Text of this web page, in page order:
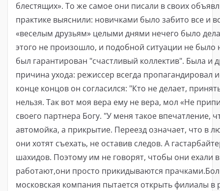
блестящих». То же самое они писали в своих
практике выяснили: новичками было забито все и
«веселым друзьям» целыми днями нечего было
этого не произошло, и подобной ситуации не было
был гарантирован "счастливый коллектив". Была и
причина ухода: режиссер всегда пропагандировал
конце концов он согласился: "Кто не делает,
нельзя. Так вот моя вера ему не вера, мол «Не
своего партнера Богу. "У меня такое впечатление,
автомойка, а прикрытие. Переезд означает, что в
они хотят съехать, не оставив следов. А
шахидов. Поэтому им не говорят, чтобы они ехали в
работают,они просто прикидываются
московская компания пытается открыть филиалы в